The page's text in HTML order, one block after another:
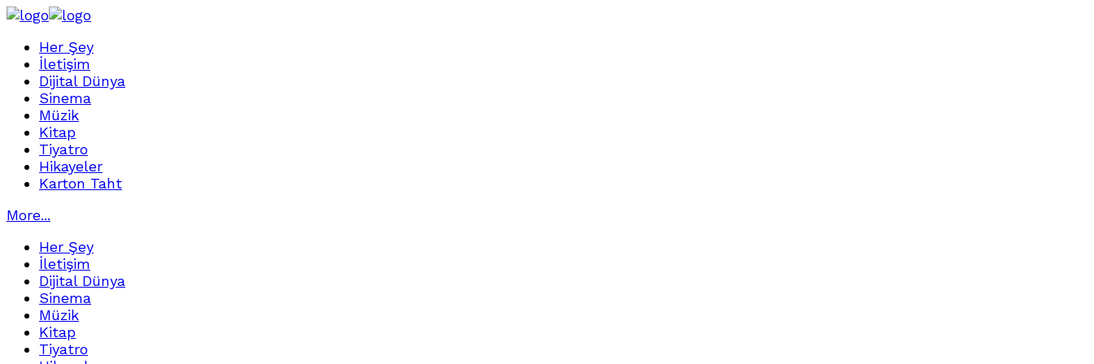
Her Şey
İletişim
Dijital Dünya
Sinema
Müzik
Kitap
Tiyatro
Hikayeler
Karton Taht
More...
Her Şey
İletişim
Dijital Dünya
Sinema
Müzik
Kitap
Tiyatro